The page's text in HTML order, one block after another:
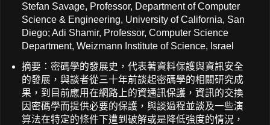
Stefan Savage, Professor, Department of Computer
Science & Engineering, University of California, San
Diego; Adi Shamir, Professor, Computer Science
Department, Weizmann Institute of Science, Israel
摘要：密碼學的發展史，代表著資料保護與資訊安全
的發展，與談者從三十年前談起密碼學的相關研究成
果，到目前應用在網路上的資通訊保護，資訊的交換
因密碼學而提供必要的保護，與談過程並談及一些演
算法在特定的條件下遭到破解或是降低強度的情況，